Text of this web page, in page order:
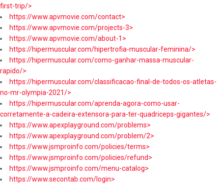
first-trip/>
https://www.apvmovie.com/contact>
https://www.apvmovie.com/projects-3>
https://www.apvmovie.com/about-1>
https://hipermuscular.com/hipertrofia-muscular-feminina/>
https://hipermuscular.com/como-ganhar-massa-muscular-
rapido/>
https://hipermuscular.com/classificacao-final-de-todos-os-atletas-
no-mr-olympia-2021/>
https://hipermuscular.com/aprenda-agora-como-usar-
corretamente-a-cadeira-extensora-para-ter-quadriceps-gigantes/>
https://www.apexplayground.com/problems>
https://www.apexplayground.com/problem/2>
https://www.jsmproinfo.com/policies/terms>
https://www.jsmproinfo.com/policies/refund>
https://www.jsmproinfo.com/menu-catalog>
https://www.secontab.com/login>